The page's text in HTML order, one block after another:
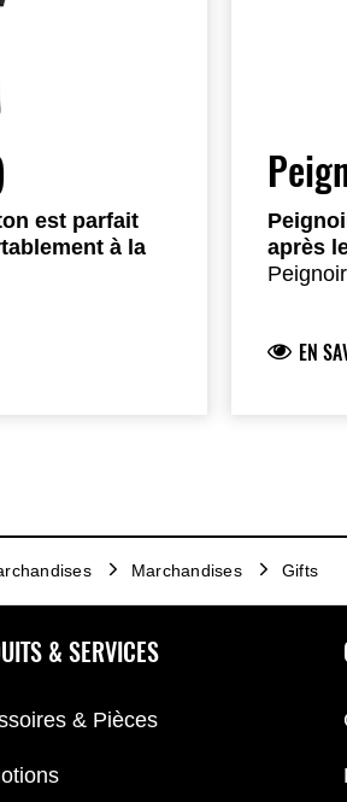
est parfait
à la
après
Éponge
EN
Marchandises Gifts
& SERVICES
& Pièces